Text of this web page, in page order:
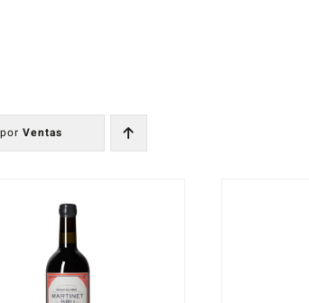
Ventas